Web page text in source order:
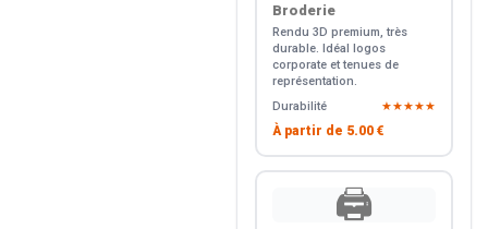
Broderie
Rendu 3D premium, très
durable. Idéal logos
corporate et tenues de
représentation.
Durabilité
★★★★★
À partir de 5.00 €
🖨️